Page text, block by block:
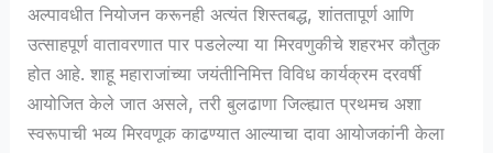
अल्पावधीत नियोजन करूनही अत्यंत शिस्तबद्ध, शांततापूर्ण आणि
उत्साहपूर्ण वातावरणात पार पडलेल्या या मिरवणुकीचे शहरभर कौतुक
होत आहे. शाहू महाराजांच्या जयंतीनिमित्त विविध कार्यक्रम दरवर्षी
आयोजित केले जात असले, तरी बुलढाणा जिल्ह्यात प्रथमच अशा
स्वरूपाची भव्य मिरवणूक काढण्यात आल्याचा दावा आयोजकांनी केला